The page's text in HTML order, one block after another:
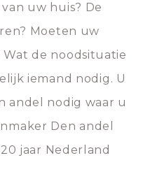
uw huis? De
Moeten uw
de noodsituatie
iemand nodig. U
andel nodig waar u
Den andel
jaar Nederland